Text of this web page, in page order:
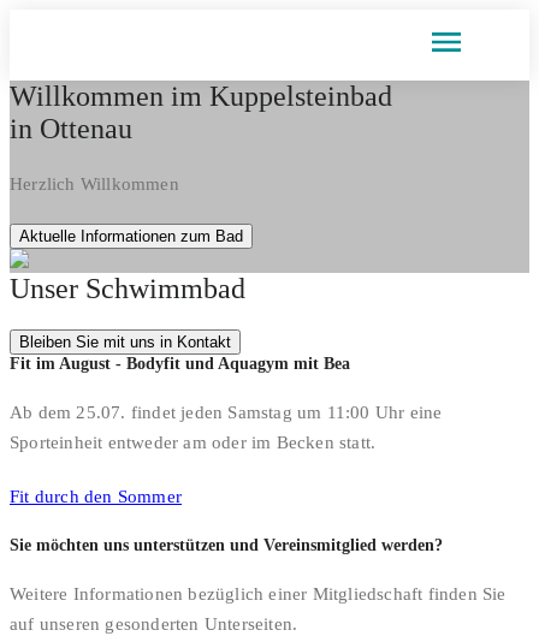
Willkommen im Kuppelsteinbad
in Ottenau
Herzlich Willkommen
Aktuelle Informationen zum Bad
Unser Schwimmbad
Bleiben Sie mit uns in Kontakt
Fit im August - Bodyfit und Aquagym mit Bea
Ab dem 25.07. findet jeden Samstag um 11:00 Uhr eine
Sporteinheit entweder am oder im Becken statt.
Fit durch den Sommer
Sie möchten uns unterstützen und Vereinsmitglied werden?
Weitere Informationen bezüglich einer Mitgliedschaft finden Sie
auf unseren gesonderten Unterseiten.